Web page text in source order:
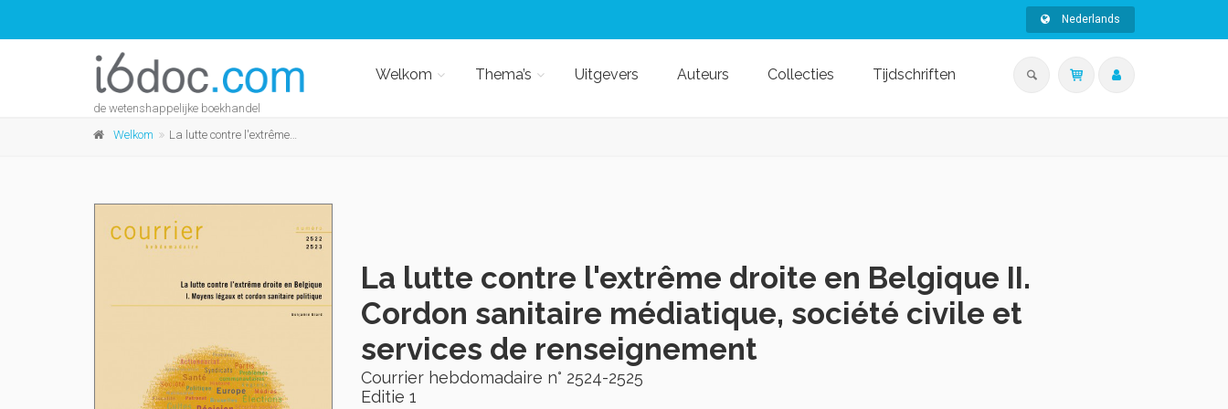
Nederlands
de wetenshappelijke boekhandel
Welkom Thema’s Uitgevers Auteurs Collecties Tijdschriften
Welkom La lutte contre l'extrême droite en Belgique II. Cordon sanitaire médiatique, société civile et services de renseignement
La lutte contre l'extrême droite en Belgique II.
Cordon sanitaire médiatique, société civile et
services de renseignement
Courrier hebdomadaire n° 2524-2525
Editie 1